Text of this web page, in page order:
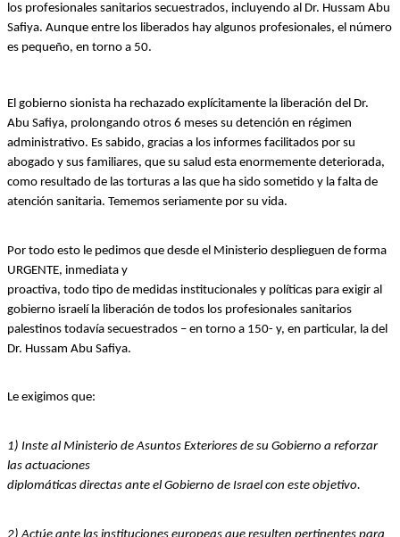
los profesionales sanitarios secuestrados, incluyendo al Dr. Hussam Abu
Safiya. Aunque entre los liberados hay algunos profesionales, el número
es pequeño, en torno a 50.
El gobierno sionista ha rechazado explícitamente la liberación del Dr.
Abu Safiya, prolongando otros 6 meses su detención en régimen
administrativo. Es sabido, gracias a los informes facilitados por su
abogado y sus familiares, que su salud esta enormemente deteriorada,
como resultado de las torturas a las que ha sido sometido y la falta de
atención sanitaria. Tememos seriamente por su vida.
Por todo esto le pedimos que desde el Ministerio desplieguen de forma
URGENTE, inmediata y
proactiva, todo tipo de medidas institucionales y políticas para exigir al
gobierno israelí la liberación de todos los profesionales sanitarios
palestinos todavía secuestrados – en torno a 150- y, en particular, la del
Dr. Hussam Abu Safiya.
Le exigimos que:
1) Inste al Ministerio de Asuntos Exteriores de su Gobierno a reforzar
las actuaciones
diplomáticas directas ante el Gobierno de Israel con este objetivo.